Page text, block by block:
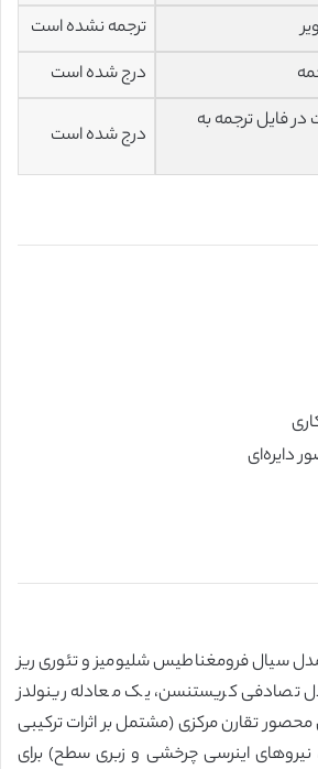
ترجمه نشده است
درج شده است
در فایل ترجمه به
درج شده است
سیال فرومغناطیس شلیومیز و تئوری ریز
کریستنسن، یک معادله رینولدز
تقارن مرکزی (مشتمل بر اثرات ترکیبی
نیروهای اینرسی چرخشی و زبری سطح) برای